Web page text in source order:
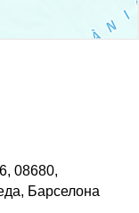
08680,
Барселона